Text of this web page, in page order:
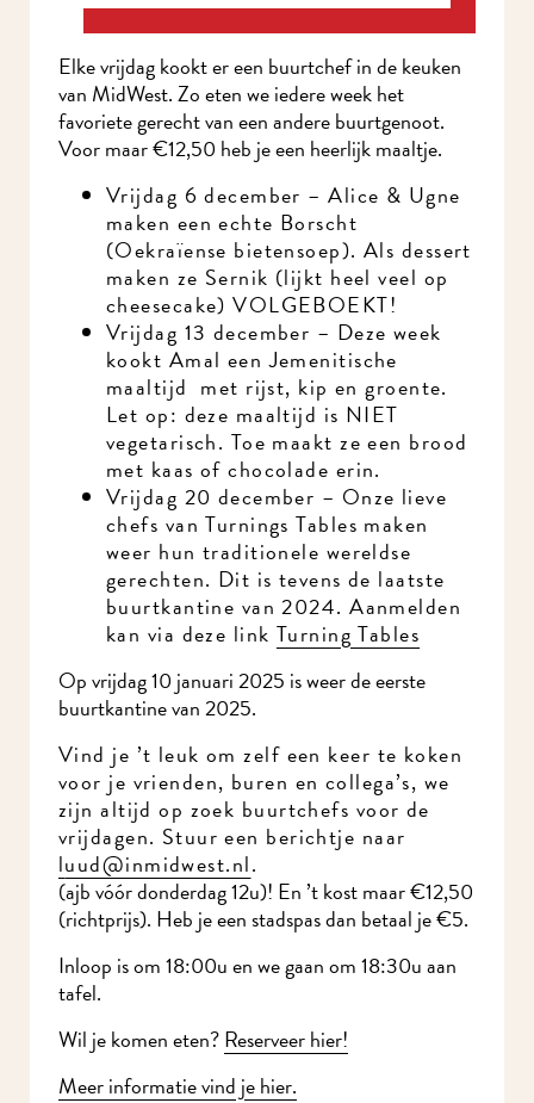
Elke vrijdag kookt er een buurtchef in de keuken
van MidWest. Zo eten we iedere week het
favoriete gerecht van een andere buurtgenoot.
Voor maar €12,50 heb je een heerlijk maaltje.
Vrijdag 6 december – Alice & Ugne
maken een echte Borscht
(Oekraïense bietensoep). Als dessert
maken ze Sernik (lijkt heel veel op
cheesecake) VOLGEBOEKT!
Vrijdag 13 december – Deze week
kookt Amal een Jemenitische
maaltijd met rijst, kip en groente.
Let op: deze maaltijd is NIET
vegetarisch. Toe maakt ze een brood
met kaas of chocolade erin.
Vrijdag 20 december – Onze lieve
chefs van Turnings Tables maken
weer hun traditionele wereldse
gerechten. Dit is tevens de laatste
buurtkantine van 2024. Aanmelden
kan via deze link Turning Tables
Op vrijdag 10 januari 2025 is weer de eerste
buurtkantine van 2025.
Vind je ’t leuk om zelf een keer te koken
voor je vrienden, buren en collega’s, we
zijn altijd op zoek buurtchefs voor de
vrijdagen. Stuur een berichtje naar
luud@inmidwest.nl.
(ajb vóór donderdag 12u)! En ’t kost maar €12,50
(richtprijs). Heb je een stadspas dan betaal je €5.
Inloop is om 18:00u en we gaan om 18:30u aan
tafel.
Wil je komen eten?Reserveer hier!
Meer informatie vind je hier.